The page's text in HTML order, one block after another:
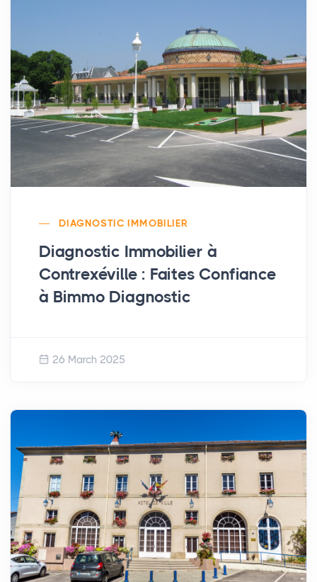
DIAGNOSTIC IMMOBILIER
Diagnostic Immobilier à
Contrexéville : Faites Confiance
à Bimmo Diagnostic
26 March 2025